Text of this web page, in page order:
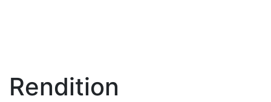
Rendition